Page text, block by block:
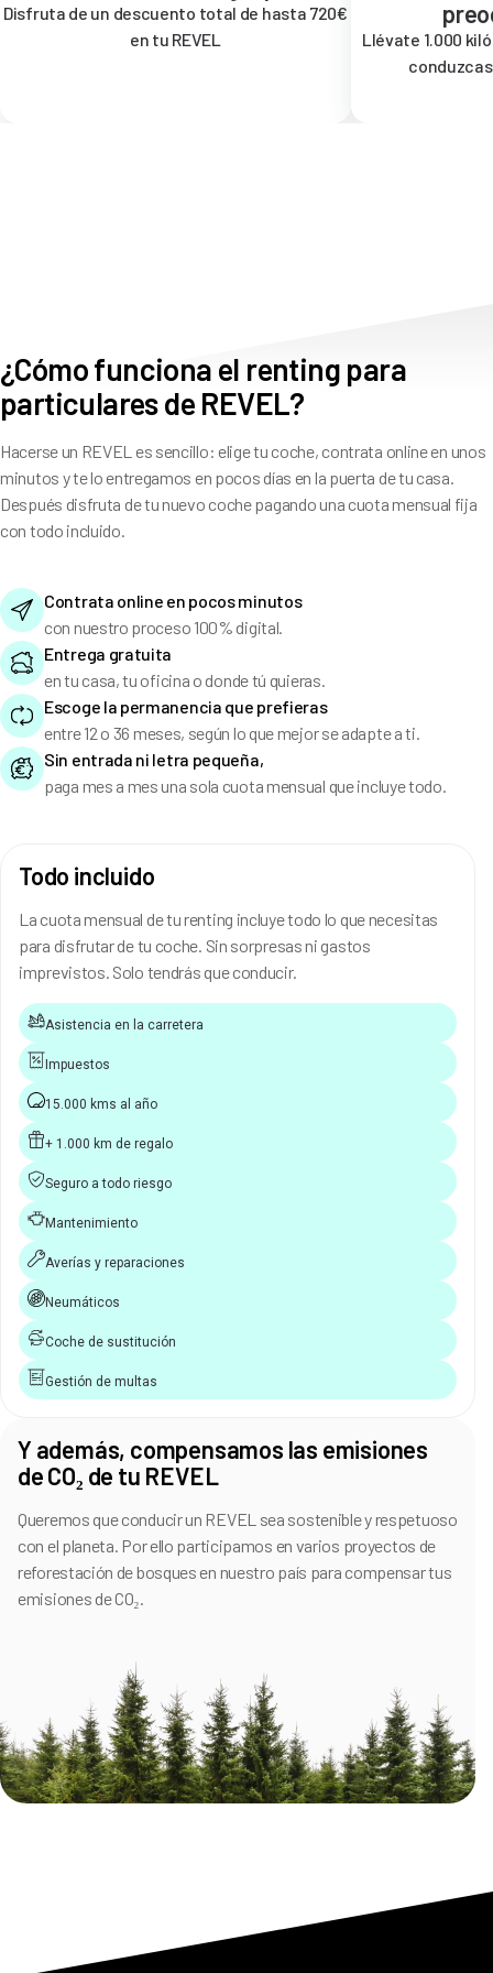
Disfruta de un descuento total de hasta 720€
en tu REVEL
Llévate 1.000
¿Cómo funciona el renting para
particulares de REVEL?
Hacerse un REVEL es sencillo: elige tu coche, contrata online en unos
minutos y te lo entregamos en pocos días en la puerta de tu casa.
Después disfruta de tu nuevo coche pagando una cuota mensual fija
con todo incluido.
Contrata online en pocos minutos
con nuestro proceso 100% digital.
Entrega gratuita
en tu casa, tu oficina o donde tú quieras.
Escoge la permanencia que prefieras
entre 12 o 36 meses, según lo que mejor se adapte a ti.
Sin entrada ni letra pequeña,
paga mes a mes una sola cuota mensual que incluye todo.
Todo incluido
La cuota mensual de tu renting incluye todo lo que necesitas
para disfrutar de tu coche. Sin sorpresas ni gastos
imprevistos. Solo tendrás que conducir.
Asistencia en la carretera
Impuestos
15.000 kms al año
+ 1.000 km de regalo
Seguro a todo riesgo
Mantenimiento
Averías y reparaciones
Neumáticos
Coche de sustitución
Gestión de multas
Y además, compensamos las emisiones
de CO₂ de tu REVEL
Queremos que conducir un REVEL sea sostenible y respetuoso
con el planeta. Por ello participamos en varios proyectos de
reforestación de bosques en nuestro país para compensar tus
emisiones de CO₂.